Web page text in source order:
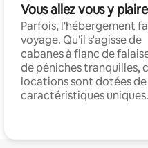
Vous allez vous y plaire
Parfois, l'hébergement
voyage. Qu'il s'agisse de
cabanes à flanc de
de péniches tranquilles,
locations sont dotées de
caractéristiques uniques.